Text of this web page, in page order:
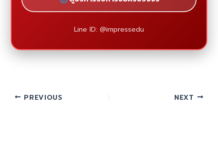
Line ID: @impressedu
PREVIOUS NEXT